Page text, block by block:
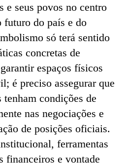
e seus povos no centro
futuro do país e do
só terá sentido
concretas de
espaços físicos
é preciso assegurar que
condições de
nas negociações e
de posições oficiais.
ferramentas
financeiros e vontade